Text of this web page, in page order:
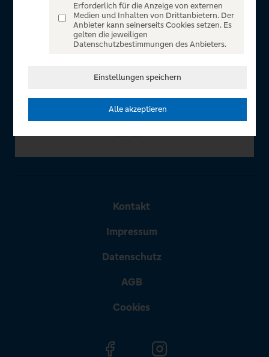
unserem einzigartigen Portal finden Sie Tickets für
atemberaubende Konzerte, Musicals und Shows, die
Fußball-Bundesliga sowie die Champions League und die
In Zusammenarbeit mit
Kontakt
Impressum
Datenschutz
AGB
Cookies
Erforderlich für die Anzeige von externen
Medien und Inhalten von Drittanbietern. Der
Anbieter kann seinerseits Cookies setzen. Es
gelten die jeweiligen
Datenschutzbestimmungen des Anbieters.
Einstellungen speichern
Alle akzeptieren